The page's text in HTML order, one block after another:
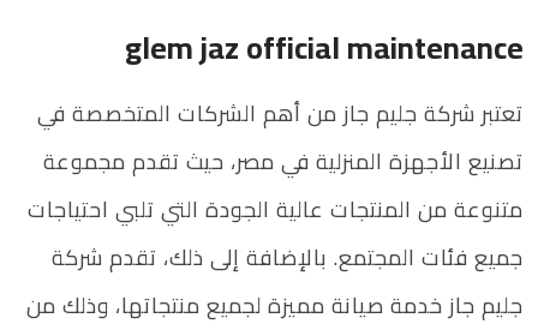
glem jaz official maintenance
تعتبر شركة جليم جاز من أهم الشركات المتخصصة في
تصنيع الأجهزة المنزلية في مصر، حيث تقدم مجموعة
متنوعة من المنتجات عالية الجودة التي تلبي احتياجات
جميع فئات المجتمع. بالإضافة إلى ذلك، تقدم شركة
جليم جاز خدمة صيانة مميزة لجميع منتجاتها، وذلك من